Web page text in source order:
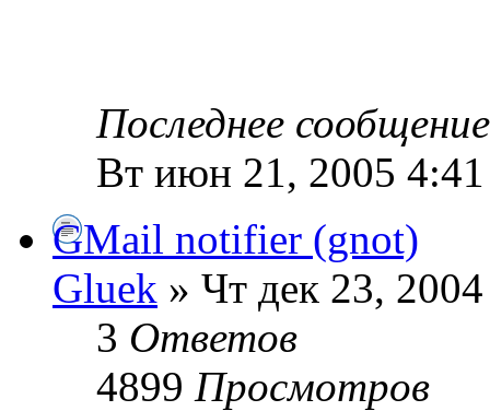
Последнее
Вт июн 21, 2005 4:41
GMail notifier (gnot)
Gluek » Чт дек 23,
3 Ответов
4899 Просмотров